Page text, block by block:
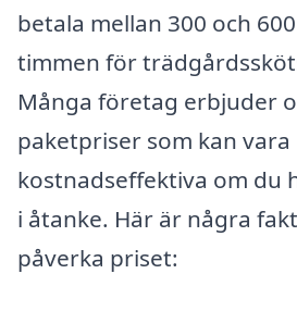
betala mellan 300 och
timmen för
Många företag erbjuder
paketpriser som kan vara
kostnadseffektiva om du
i åtanke. Här är några
påverka priset: